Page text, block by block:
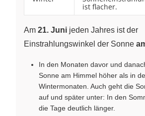
ist flacher.
Am 21. Juni jeden Jahres ist der
Einstrahlungswinkel der Sonne
In den Monaten davor und
Sonne am Himmel höher als in
Wintermonaten. Auch geht die
auf und später unter: In den
die Tage deutlich länger.